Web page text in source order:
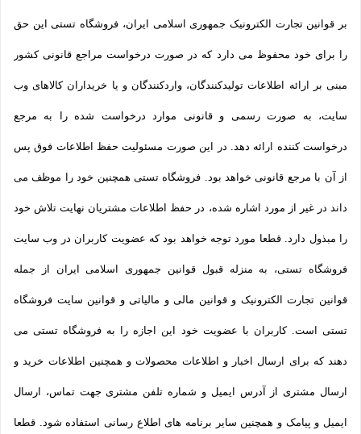
بر قوانین تجارت الکترونیک جمهوری اسلامی ایران، فروشگاه تستی این حق
را برای خود محفوظ می دارد که در صورت درخواست مراجع قانونی کشور
مبنی بر ارائه اطلاعات تولیدکنندگان، واردکنندگان و یا خریداران کالاهای وب
سایت، به صورت رسمی و قانونی موارد درخواست شده را به مرجع
درخواست کننده ارائه دهد. در این صورت مسئولیت حفظ اطلاعات فوق پس
از آن با مرجع قانونی خواهد بود. فروشگاه تستی همچنین خود را موظف می
داند در غیر از مورد اشاره شده، در حفظ اطلاعات مشتریان نهایت تلاش خود
را مبذول دارد. قطعا مورد توجه خواهد بود که عضویت کاربران در وب سایت
فروشگاه تستی، به منزله قبول قوانین جمهوری اسلامی ایران از جمله
قوانین تجارت الکترونیک و قوانین مالی و مالیاتی و قوانین سایت فروشگاه
تستی است. کاربران با عضویت خود این اجازه را به فروشگاه تستی می
دهند که برای ارسال اخبار و اطلاعات محصولات و همچنین اطلاعات خرید و
ارسال مشتری از آدرس ایمیل و شماره تلفن مشتری جهت تماس، ارسال
ایمیل و پیامک و همچنین سایر برنامه های اطلاع رسانی استفاده شود. قطعا